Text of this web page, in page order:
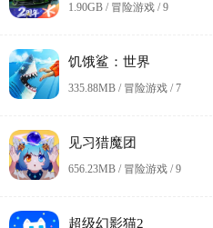
1.90GB / 冒险游戏 /9
饥饿鲨：世界
335.88MB / 冒险游戏 /7
见习猎魔团
656.23MB / 冒险游戏 /9
超级幻影猫2